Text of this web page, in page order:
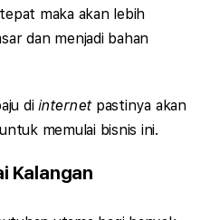
maka akan lebih
dan menjadi bahan
diinternetpastinya akan
memulai bisnis ini.
Kalangan